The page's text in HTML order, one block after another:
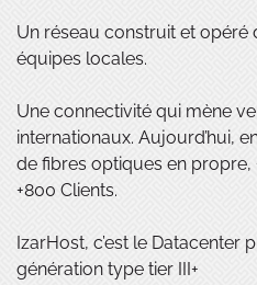
Un réseau construit et
équipes locales.
Une connectivité qui mène
internationaux. Aujourd’hui,
de fibres optiques en propre,
+800 Clients.
IzarHost, c’est le Datacenter
génération type tier III+